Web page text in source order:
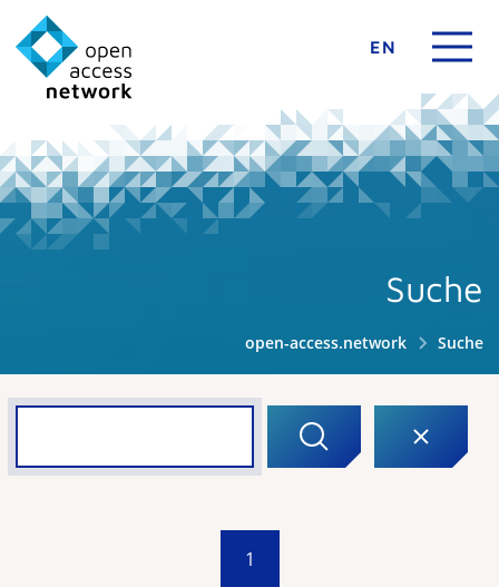
EN
Suche
open-access.network Suche
1